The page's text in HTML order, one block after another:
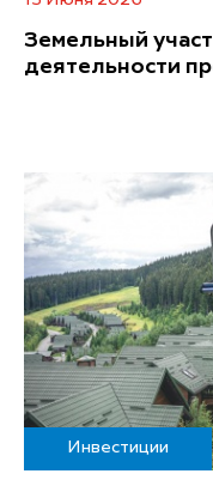
Земельный
деятельности
Инвестиции